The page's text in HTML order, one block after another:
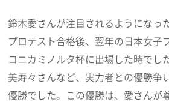
鈴木愛さんが注目されるようになっ
プロテスト合格後、翌年の日本女子
コニカミノルタ杯に出場した時でし
美寿々さんなど、実力者との優勝争
優勝でした。この優勝は、愛さんが